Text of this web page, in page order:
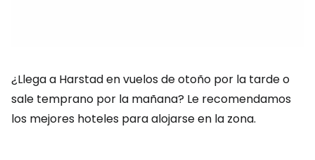
¿Llega a Harstad en vuelos de otoño por la tarde o
sale temprano por la mañana? Le recomendamos
los mejores hoteles para alojarse en la zona.